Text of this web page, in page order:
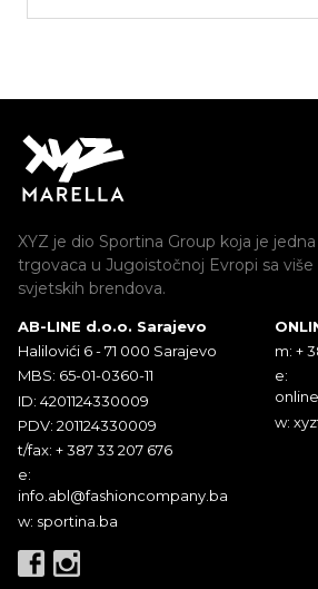
XYZ je dio Sportina Group koja je
trgovaca u Jugoistočnoj Evropi sa
svjetskih brendova.
AB-LINE d.o.o. Sarajevo
Halilovići 6 - 71 000 Sarajevo
MBS: 65-01-0360-11
ID: 4201124330009
PDV: 201124330009
t/fax: + 387 33 207 676
e:
info.abl@fashioncompany.ba
w: sportina.ba
m: +
e:
w: